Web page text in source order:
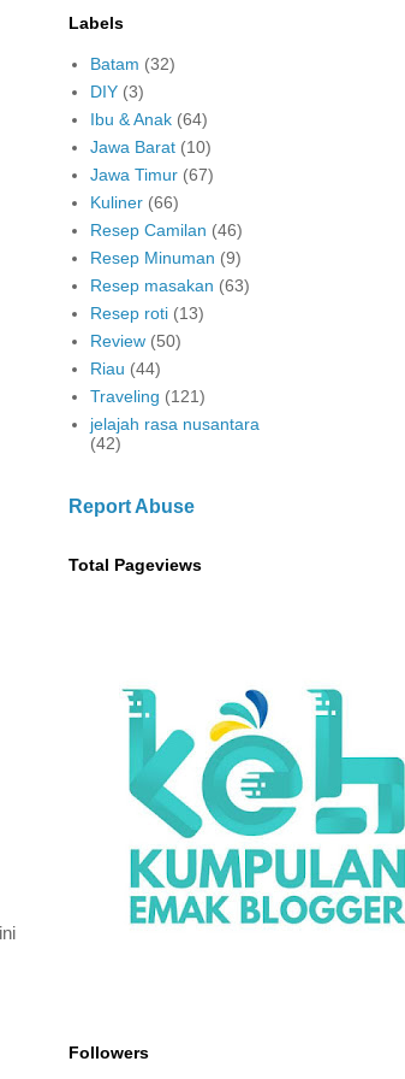
Labels
Batam (32)
DIY (3)
Ibu & Anak (64)
Jawa Barat (10)
Jawa Timur (67)
Kuliner (66)
Resep Camilan (46)
Resep Minuman (9)
Resep masakan (63)
Resep roti (13)
Review (50)
Riau (44)
Traveling (121)
jelajah rasa nusantara
(42)
Report Abuse
Total Pageviews
Followers